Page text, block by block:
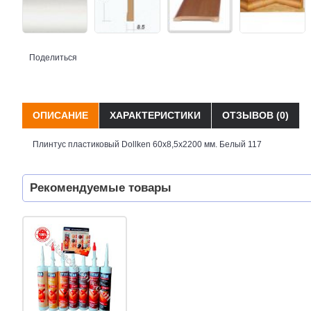
Поделиться
ОПИСАНИЕ ХАРАКТЕРИСТИКИ ОТЗЫВОВ (0)
Плинтус пластиковый Dollken 60x8,5x2200 мм. Белый 117
Рекомендуемые товары